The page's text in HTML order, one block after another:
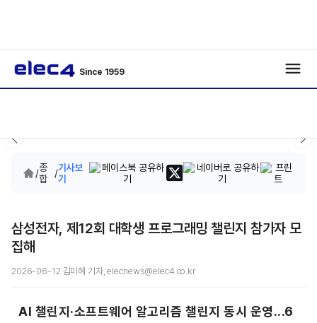
Since 1959
/종
합
/기사보
기
삼성전자, 제12회 대학생 프로그래밍 챌린지 참가자 모
집해
2026-06-12 김미혜 기자, elecnews@elec4.co.kr
AI 챌린지·소프트웨어 알고리즘 챌린지 동시 운영...6